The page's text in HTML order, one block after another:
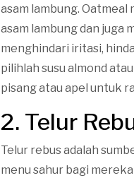
asam lambung.
asam lambung dan juga
menghindari iritasi,
pilihlah susu almond
pisang atau apel untuk
2. Telur
Telur rebus adalah
menu sahur bagi